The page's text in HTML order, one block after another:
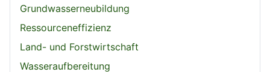
Grundwasserneubildung
Ressourceneffizienz
Land- und Forstwirtschaft
Wasseraufbereitung